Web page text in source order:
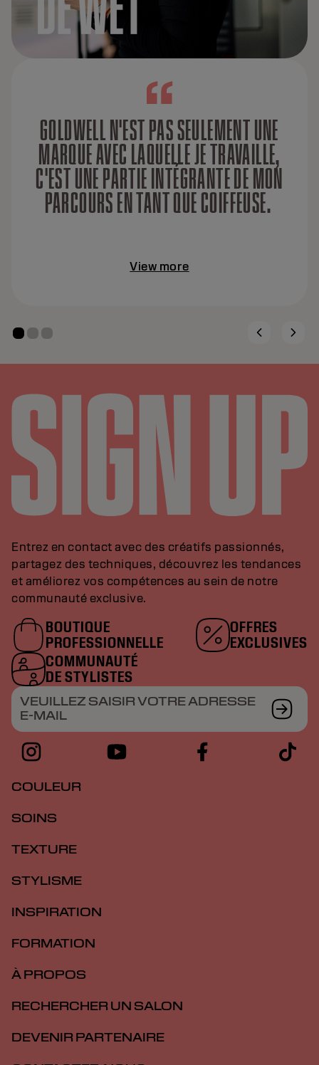
GOLDWELL N'EST PAS SEULEMENT UNE
MARQUE AVEC LAQUELLE JE TRAVAILLE,
C'EST UNE PARTIE INTÉGRANTE DE MON
PARCOURS EN TANT QUE COIFFEUSE.
View more
Entrez en contact avec des créatifs passionnés,
partagez des techniques, découvrez les tendances
et améliorez vos compétences au sein de notre
communauté exclusive.
BOUTIQUE
PROFESSIONNELLE
OFFRES
EXCLUSIVES
COMMUNAUTÉ
DE STYLISTES
VEUILLEZ SAISIR VOTRE ADRESSE
E-MAIL
COULEUR
SOINS
TEXTURE
STYLISME
INSPIRATION
FORMATION
À PROPOS
RECHERCHER UN SALON
DEVENIR PARTENAIRE